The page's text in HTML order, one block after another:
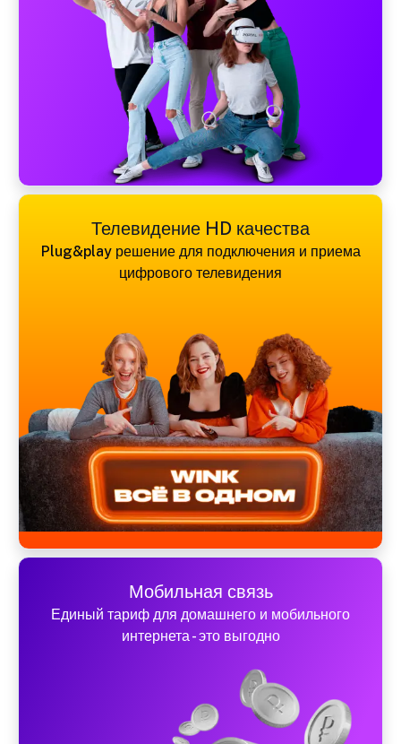
Телевидение HD качества
Plug&play решение для подключения и приема
цифрового телевидения
Мобильная связь
Единый тариф для домашнего и мобильного
интернета - это выгодно